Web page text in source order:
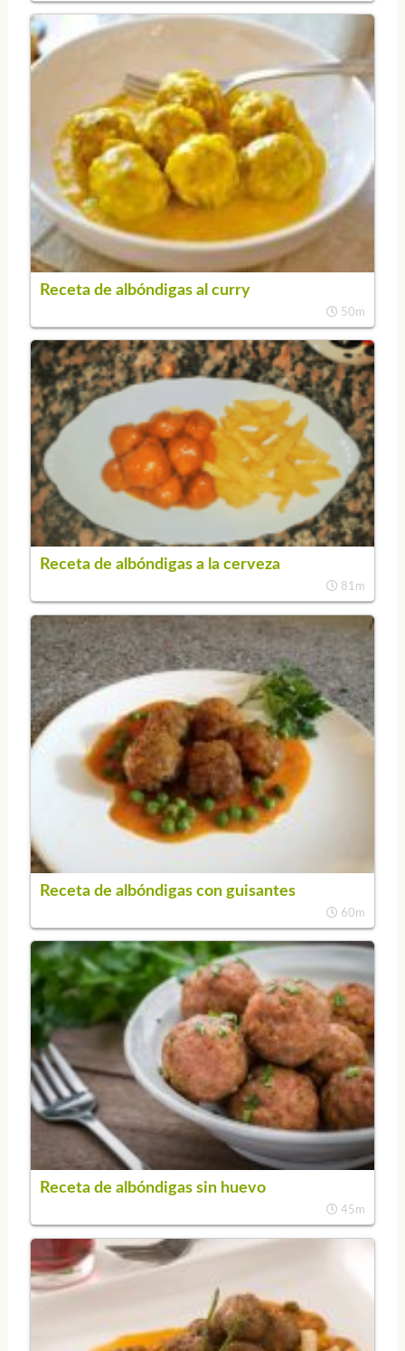
Receta de albóndigas al curry
50m
Receta de albóndigas a la cerveza
81m
Receta de albóndigas con guisantes
60m
Receta de albóndigas sin huevo
45m